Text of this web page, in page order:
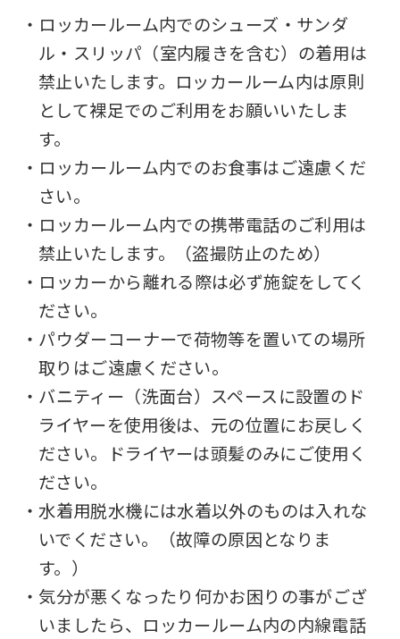
・ロッカールーム内でのシューズ・サンダ
ル・スリッパ（室内履きを含む）の着用は
禁止いたします。ロッカールーム内は原則
として裸足でのご利用をお願いいたしま
す。
・ロッカールーム内でのお食事はご遠慮くだ
さい。
・ロッカールーム内での携帯電話のご利用は
禁止いたします。（盗撮防止のため）
・ロッカーから離れる際は必ず施錠をしてく
ださい。
・パウダーコーナーで荷物等を置いての場所
取りはご遠慮ください。
・バニティー（洗面台）スペースに設置のド
ライヤーを使用後は、元の位置にお戻しく
ださい。ドライヤーは頭髪のみにご使用く
ださい。
・水着用脱水機には水着以外のものは入れな
いでください。（故障の原因となりま
す。）
・気分が悪くなったり何かお困りの事がござ
いましたら、ロッカールーム内の内線電話